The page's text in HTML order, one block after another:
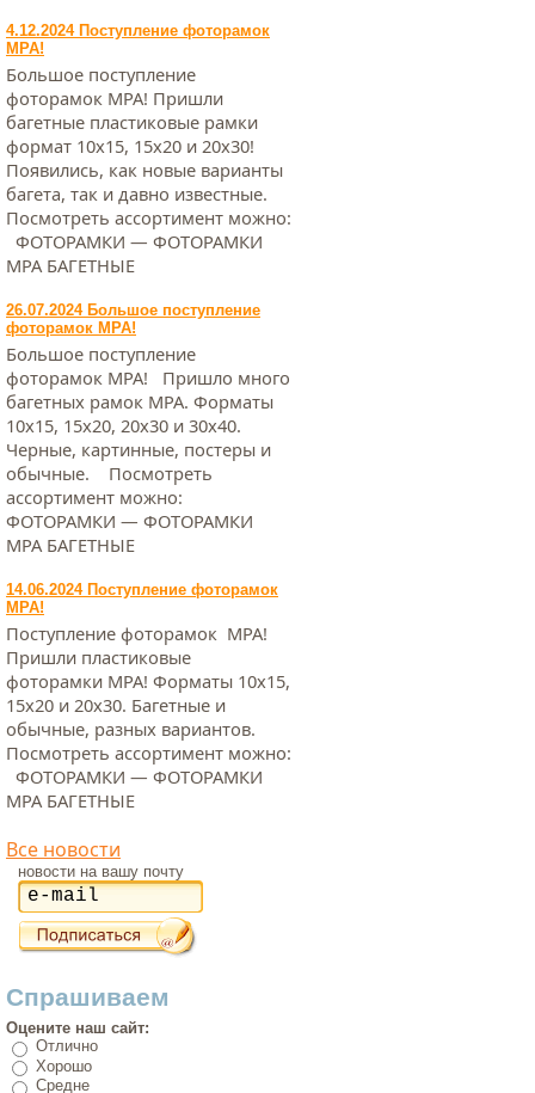
4.12.2024 Поступление фоторамок
МРА!
Большое поступление
фоторамок МРА! Пришли
багетные пластиковые рамки
формат 10х15, 15х20 и 20х30!
Появились, как новые варианты
багета, так и давно известные.
Посмотреть ассортимент можно:
ФОТОРАМКИ — ФОТОРАМКИ
МРА БАГЕТНЫЕ
26.07.2024 Большое поступление
фоторамок МРА!
Большое поступление
фоторамок МРА! Пришло много
багетных рамок МРА. Форматы
10х15, 15х20, 20х30 и 30х40.
Черные, картинные, постеры и
обычные. Посмотреть
ассортимент можно:
ФОТОРАМКИ — ФОТОРАМКИ
МРА БАГЕТНЫЕ
14.06.2024 Поступление фоторамок
МРА!
Поступление фоторамок МРА!
Пришли пластиковые
фоторамки МРА! Форматы 10х15,
15х20 и 20х30. Багетные и
обычные, разных вариантов.
Посмотреть ассортимент можно:
ФОТОРАМКИ — ФОТОРАМКИ
МРА БАГЕТНЫЕ
Все новости
новости на вашу почту
Спрашиваем
Оцените наш сайт:
Отлично
Хорошо
Средне